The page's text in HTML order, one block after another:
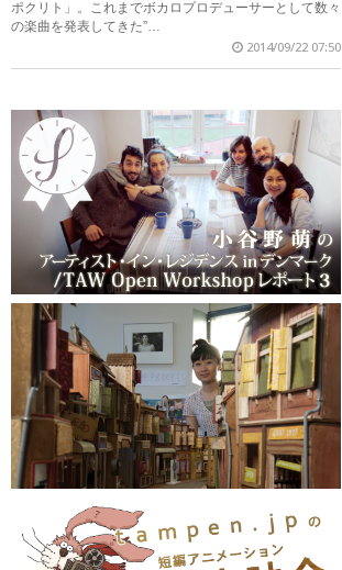
ポクリト」。これまでボカロプロデューサーとして数々
の楽曲を発表してきた”…
2014/09/22 07:50